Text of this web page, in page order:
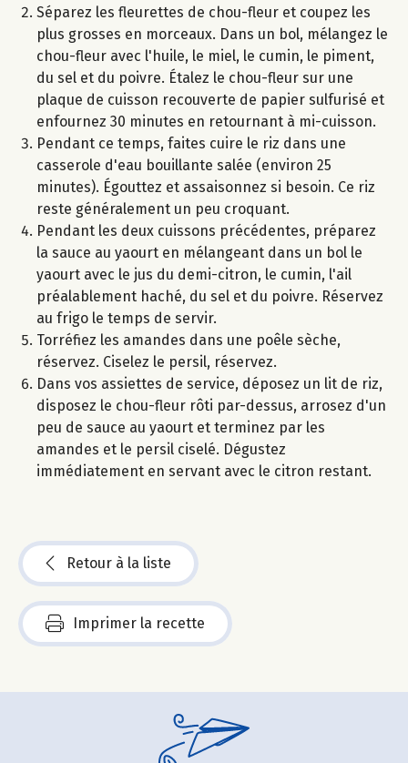
Séparez les fleurettes de chou-fleur et coupez les
plus grosses en morceaux. Dans un bol, mélangez le
chou-fleur avec l'huile, le miel, le cumin, le piment,
du sel et du poivre. Étalez le chou-fleur sur une
plaque de cuisson recouverte de papier sulfurisé et
enfournez 30 minutes en retournant à mi-cuisson.
Pendant ce temps, faites cuire le riz dans une
casserole d'eau bouillante salée (environ 25
minutes). Égouttez et assaisonnez si besoin. Ce riz
reste généralement un peu croquant.
Pendant les deux cuissons précédentes, préparez
la sauce au yaourt en mélangeant dans un bol le
yaourt avec le jus du demi-citron, le cumin, l'ail
préalablement haché, du sel et du poivre. Réservez
au frigo le temps de servir.
Torréfiez les amandes dans une poêle sèche,
réservez. Ciselez le persil, réservez.
Dans vos assiettes de service, déposez un lit de riz,
disposez le chou-fleur rôti par-dessus, arrosez d'un
peu de sauce au yaourt et terminez par les
amandes et le persil ciselé. Dégustez
immédiatement en servant avec le citron restant.
Retour à la liste
Imprimer la recette